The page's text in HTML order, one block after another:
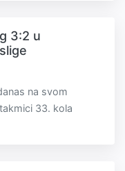
3:2 u
na svom
33. kola